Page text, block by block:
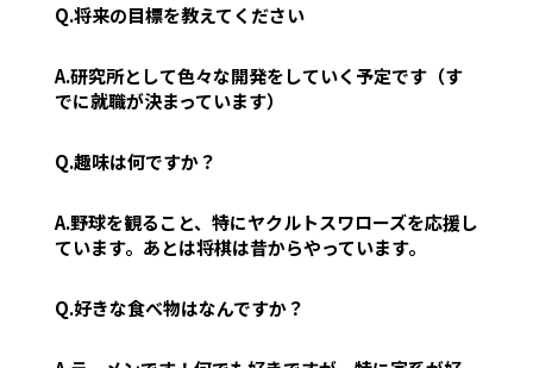
Q.将来の目標を教えてください
A.研究所として色々な開発をしていく予定です（す
でに就職が決まっています）
Q.趣味は何ですか？
A.野球を観ること、特にヤクルトスワローズを応援し
ています。あとは将棋は昔からやっています。
Q.好きな食べ物はなんですか？